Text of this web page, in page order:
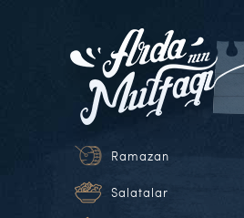
Ramazan
Salatalar